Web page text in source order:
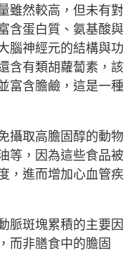
雖然較高，但未有對
含蛋白質、氨基酸與
腦神經元的結構與功
含有類胡蘿蔔素，該
富含膽鹼，這是一種
攝取高膽固醇的動物
等，因為這些食品被
，進而增加心血管疾
脈斑塊累積的主要因
而非膳食中的膽固